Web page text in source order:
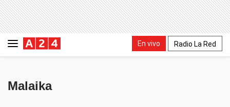
En vivo Radio La Red
Malaika